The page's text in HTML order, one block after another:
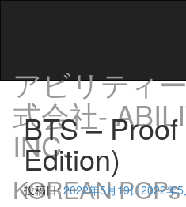
アビリティ
式会社-
INC.
KOREAN
BTS –
Edition)
投稿日:2022年5月19日2022年5